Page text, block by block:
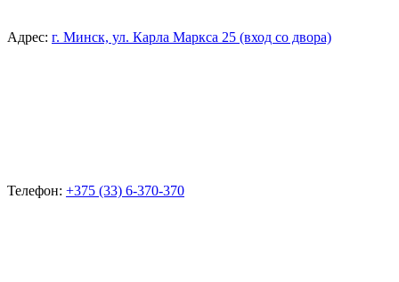
Адрес: г. Минск, ул. Карла Маркса 25 (вход со двора)
Телефон: +375 (33) 6-370-370